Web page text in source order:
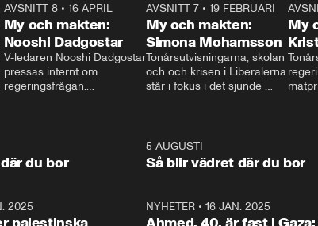
AVSNITT 8• 16 APRIL
My och makten:
Nooshi Dadgostar
V-ledaren Nooshi Dadgostar
pressas internt om
regeringsfrågan.
– Vi ställer upp i val. Ska vi
vara med så sitter vi förstås
24:30
AVSNITT 7• 19 FEBRUARI
My och makten:
Simona Mohamsson
Tonårsutvisningarna, skolan
och och krisen i Liberalerna
står i fokus i det sjunde
kommentator My
Rohwedder ställer
utbildnings- och
Mohamsson till svars.
My
du bor
5 AUGUSTI
Så blir vädret där du bor
2025
palestinska
NYHETER• 16 JAN. 2025
Ahmed, 40, är fast i Gaza: